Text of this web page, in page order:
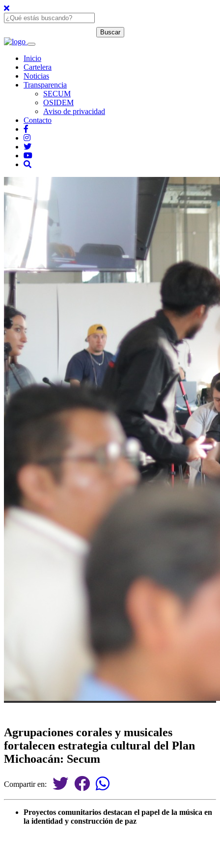
Inicio
Cartelera
Noticias
Transparencia
SECUM
OSIDEM
Aviso de privacidad
Contacto
Agrupaciones corales y musicales
fortalecen estrategia cultural del Plan
Michoacán: Secum
Compartir en:
Proyectos comunitarios destacan el papel de la música en
la identidad y construcción de paz